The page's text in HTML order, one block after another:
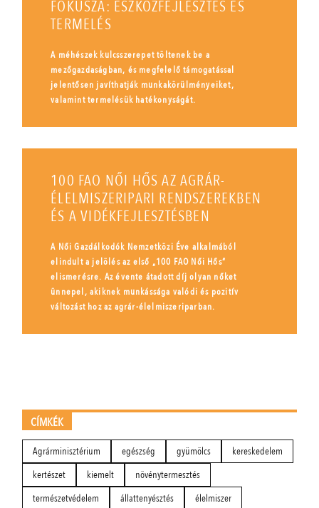
FÓKUSZA: ESZKÖZFEJLESZTÉS ÉS
TERMELÉS
A méhészek kulcsszerepet töltenek be a
mezőgazdaságban, és megfelelő támogatással
jelentősen javíthatják munkakörülményeiket,
valamint termelésük hatékonyságát.
100 FAO NŐI HŐS AZ AGRÁR-
ÉLELMISZERIPARI RENDSZEREKBEN
ÉS A VIDÉKFEJLESZTÉSBEN
A Női Gazdálkodók Nemzetközi Éve alkalmából
elindult a jelölés az első „100 FAO Női Hős”
elismerésre. Az évente átadott díj olyan nőket
ünnepel, akiknek munkássága valódi és pozitív
változást hoz az agrár-élelmiszeriparban.
CÍMKÉK
Agrárminisztérium egészség gyümölcs
kereskedelem
kertészet
kiemelt
növénytermesztés
természetvédelem
állattenyésztés élelmiszer